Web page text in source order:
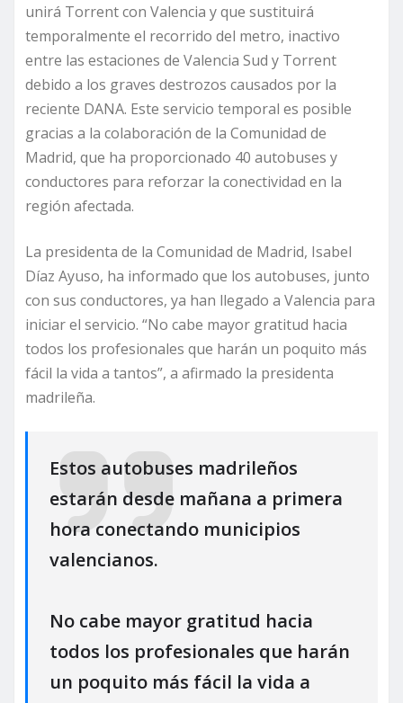
unirá Torrent con Valencia y que sustituirá
temporalmente el recorrido del metro, inactivo
entre las estaciones de Valencia Sud y Torrent
debido a los graves destrozos causados por la
reciente DANA. Este servicio temporal es posible
gracias a la colaboración de la Comunidad de
Madrid, que ha proporcionado 40 autobuses y
conductores para reforzar la conectividad en la
región afectada.
La presidenta de la Comunidad de Madrid, Isabel
Díaz Ayuso, ha informado que los autobuses, junto
con sus conductores, ya han llegado a Valencia para
iniciar el servicio. “No cabe mayor gratitud hacia
todos los profesionales que harán un poquito más
fácil la vida a tantos”, a afirmado la presidenta
madrileña.
Estos autobuses madrileños
estarán desde mañana a primera
hora conectando municipios
valencianos.
No cabe mayor gratitud hacia
todos los profesionales que harán
un poquito más fácil la vida a